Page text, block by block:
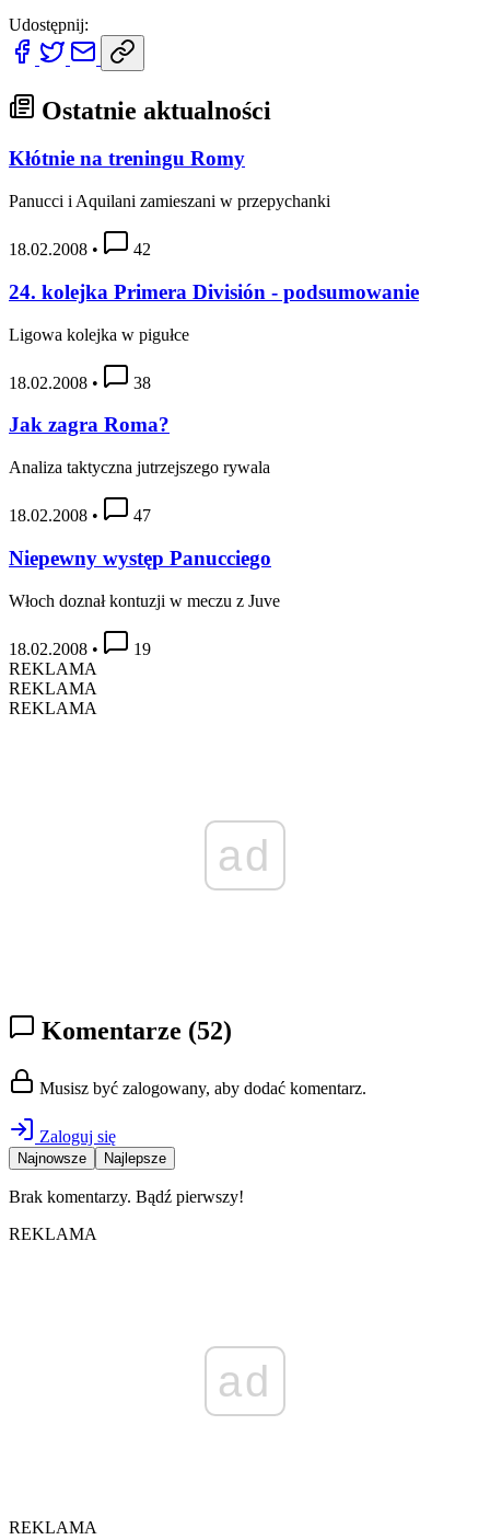
Udostępnij:
Ostatnie aktualności
Kłótnie na treningu Romy
Panucci i Aquilani zamieszani w przepychanki
18.02.2008 • 42
24. kolejka Primera División - podsumowanie
Ligowa kolejka w pigułce
18.02.2008 • 38
Jak zagra Roma?
Analiza taktyczna jutrzejszego rywala
18.02.2008 • 47
Niepewny występ Panucciego
Włoch doznał kontuzji w meczu z Juve
18.02.2008 •
19
REKLAMA
REKLAMA
REKLAMA
ad
Komentarze (52)
Musisz być zalogowany, aby dodać komentarz.
Zaloguj się
Najnowsze Najlepsze
Brak komentarzy. Bądź pierwszy!
REKLAMA
ad
REKLAMA